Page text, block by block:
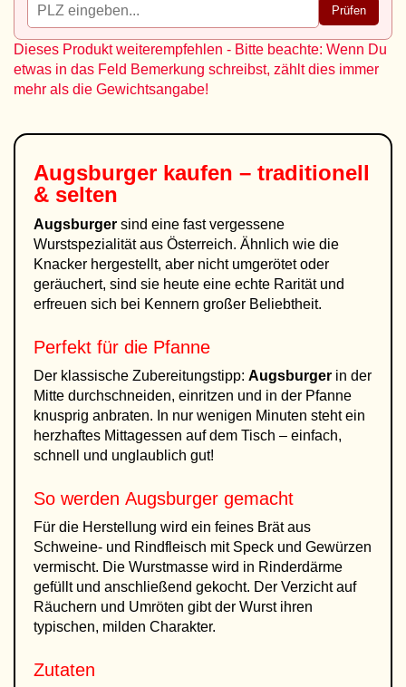
Prüfen
Dieses Produkt weiterempfehlen - Bitte beachte: Wenn Du
etwas in das Feld Bemerkung schreibst, zählt dies immer
mehr als die Gewichtsangabe!
Augsburger kaufen – traditionell
& selten
Augsburger sind eine fast vergessene
Wurstspezialität aus Österreich. Ähnlich wie die
Knacker hergestellt, aber nicht umgerötet oder
geräuchert, sind sie heute eine echte Rarität und
erfreuen sich bei Kennern großer Beliebtheit.
Perfekt für die Pfanne
Der klassische Zubereitungstipp: Augsburger in der
Mitte durchschneiden, einritzen und in der Pfanne
knusprig anbraten. In nur wenigen Minuten steht ein
herzhaftes Mittagessen auf dem Tisch – einfach,
schnell und unglaublich gut!
So werden Augsburger gemacht
Für die Herstellung wird ein feines Brät aus
Schweine- und Rindfleisch mit Speck und Gewürzen
vermischt. Die Wurstmasse wird in Rinderdärme
gefüllt und anschließend gekocht. Der Verzicht auf
Räuchern und Umröten gibt der Wurst ihren
typischen, milden Charakter.
Zutaten